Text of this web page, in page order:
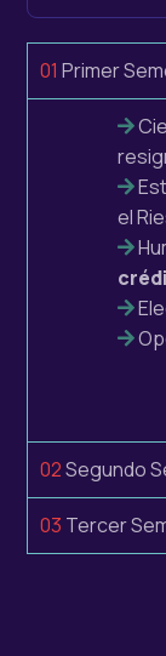
01 Primer
el
02Segundo
03 Tercer